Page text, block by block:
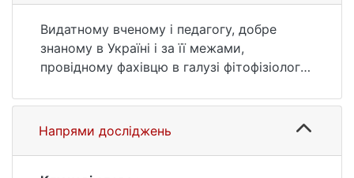
Видатному вченому і педагогу, добре
знаному в Україні і за її межами,
провідному фахівцю в галузі фітофізіології,
академіку Національної академії аграрних
наук, заслуженому діячу науки і техніки
України, заслуженому професору
Напрями досліджень